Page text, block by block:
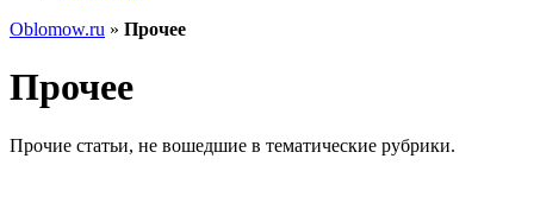
Oblomow.ru » Прочее
Прочее
Прочие статьи, не вошедшие в тематические рубрики.